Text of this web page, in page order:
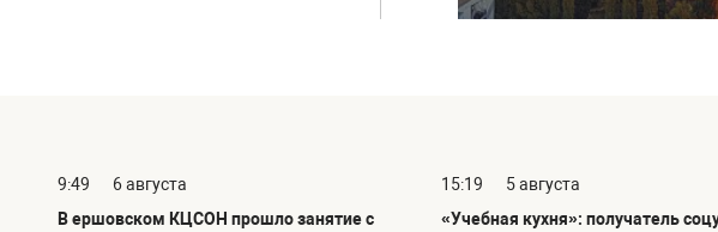
9:49
6 августа
В ершовском КЦСОН прошло занятие с
15:19
5 августа
«Учебная кухня»: получатель